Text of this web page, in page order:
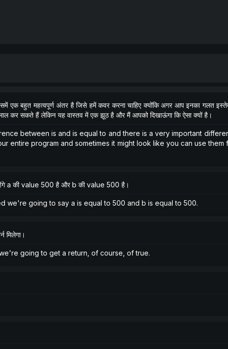
महत्वपूर्ण अंतर है जिसे हमें कवर करना चाहिए क्योंकि अगर आप इनका गलत
कर सकते हैं लेकिन यह वास्तव में एक झूठ है और मैं आपको दिखाऊंगा कि ऐसा क्यों है।
between is and is equal to and there is a very important
entire program and sometimes it might look like you can use them
a की value 500 है और b की value 500 है।
we're going to say a is equal to 500 and b is equal to 500.
मिलेगा।
going to get a return, of course, of true.